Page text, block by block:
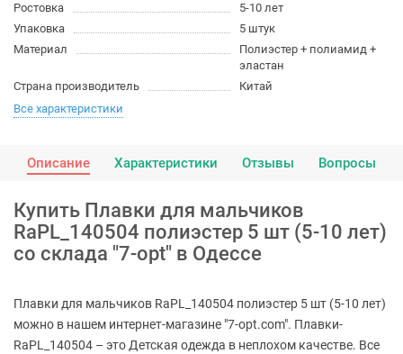
Ростовка
5-10 лет
Упаковка
5 штук
Материал
Полиэстер + полиамид +
эластан
Страна производитель
Китай
Все характеристики
Описание Характеристики Отзывы Вопросы
Купить Плавки для мальчиков
RaPL_140504 полиэстер 5 шт (5-10 лет)
со склада "7-opt" в Одессе
Плавки для мальчиков RaPL_140504 полиэстер 5 шт (5-10 лет)
можно в нашем интернет-магазине "7-opt.com". Плавки-
RaPL_140504 – это Детская одежда в неплохом качестве. Все